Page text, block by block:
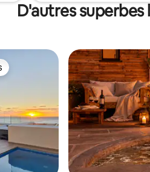
D'autres superbes
les plus aimés